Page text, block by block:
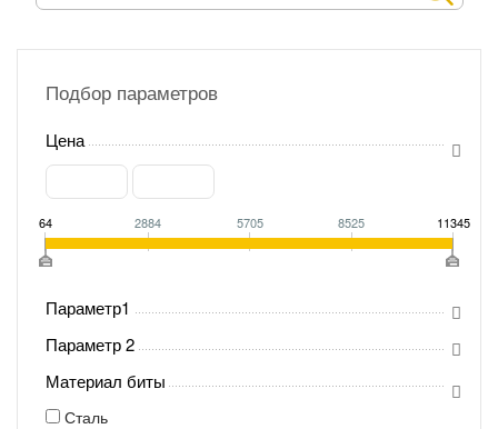
Подбор параметров
Цена
64 2884 5705 8525 11345
Параметр1
Параметр 2
Материал биты
Сталь